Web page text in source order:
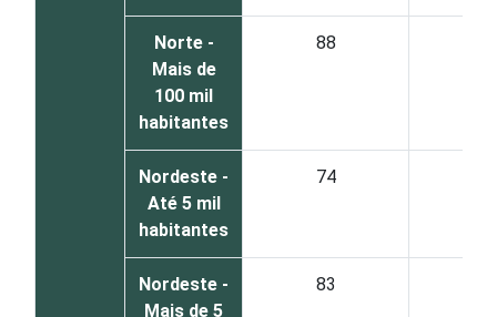
Norte -
Mais de
100 mil
habitantes
88
Nordeste -
Até 5 mil
habitantes
74
Nordeste -
Mais de 5
83